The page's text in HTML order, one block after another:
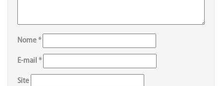
Nome *
E-mail *
Site